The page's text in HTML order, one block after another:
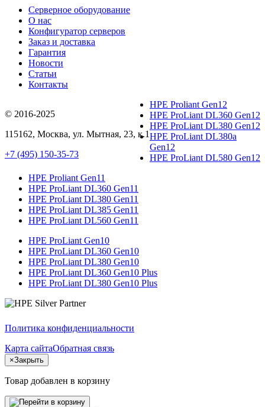
Серверное оборудование
О нас
Конфигуратор серверов
Заказ и доставка
Гарантия
Новости
Статьи
Контакты
© 2016-2025
115162, Москва, ул. Мытная, 23, к.1
+7 (495) 150-35-73
HPE Proliant Gen12
HPE ProLiant DL360 Gen12
HPE ProLiant DL380 Gen12
HPE ProLiant DL380a
Gen12
HPE ProLiant DL580 Gen12
HPE Proliant Gen11
HPE ProLiant DL360 Gen11
HPE ProLiant DL380 Gen11
HPE ProLiant DL385 Gen11
HPE ProLiant DL560 Gen11
HPE ProLiant Gen10
HPE ProLiant DL360 Gen10
HPE ProLiant DL380 Gen10
HPE ProLiant DL360 Gen10 Plus
HPE ProLiant DL380 Gen10 Plus
Политика конфиденциальности
Карта сайтаОбратная связь
×Закрыть
Товар добавлен в корзину